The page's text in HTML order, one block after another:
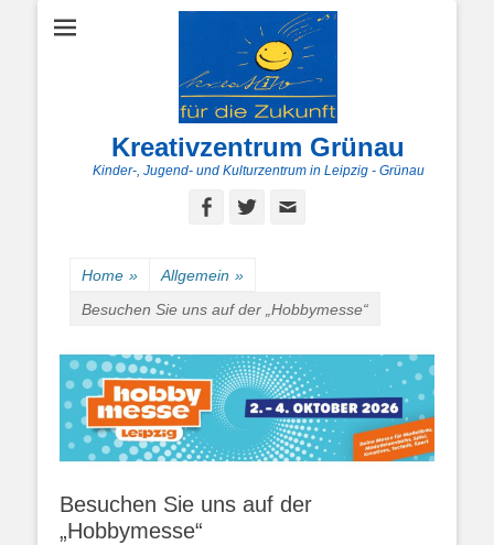
Kreativzentrum Grünau
Kinder-, Jugend- und Kulturzentrum in Leipzig - Grünau
Facebook
Twitter
Home » Allgemein »
Besuchen Sie uns auf der „Hobbymesse“
Besuchen Sie uns auf der
„Hobbymesse“